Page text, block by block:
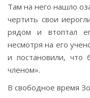
Там на него нашло
чертить свои
рядом и втоптал
несмотря на его
и постановили, что
членом».
В свободное время